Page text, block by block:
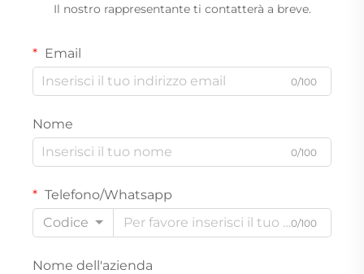
Il nostro rappresentante ti contatterà a breve.
Email
0/100
Nome
0/100
Telefono/Whatsapp
Codice
0/100
Nome dell'azienda